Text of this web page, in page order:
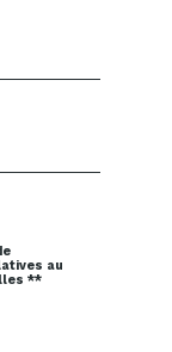
au
**